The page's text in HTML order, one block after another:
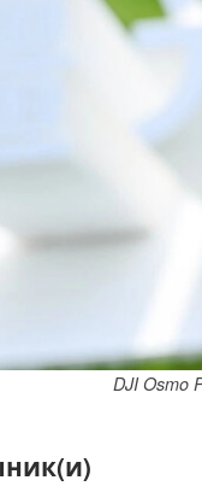
DJI Osmo